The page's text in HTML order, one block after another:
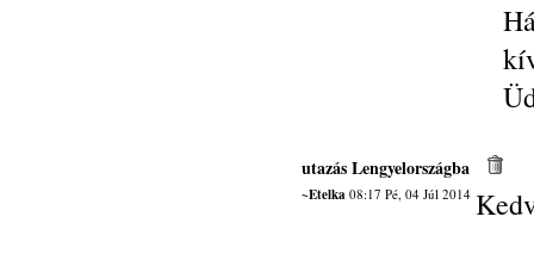
utazás Lengyelországba
~Etelka08:17 Pé, 04 Júl 2014